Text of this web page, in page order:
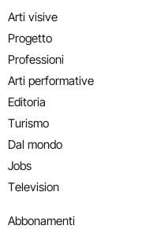
Arti visive
Progetto
Professioni
Arti performative
Editoria
Turismo
Dal mondo
Jobs
Television
Abbonamenti